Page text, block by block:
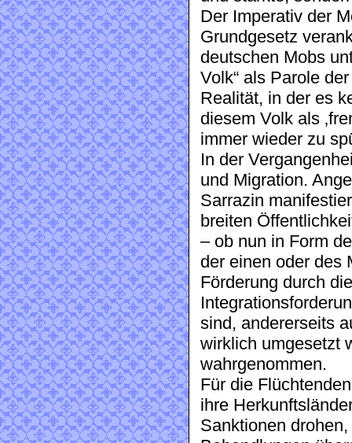
Der Imperativ der
Grundgesetz
deutschen Mobs
Volk“ als Parole
Realität, in der es
diesem Volk als
immer wieder zu
In der
und Migration.
Sarrazin
breiten
– ob nun in Form
der einen oder des
Förderung durch
sind, andererseits
wirklich umgesetzt
wahrgenommen.
Für die
ihre
Sanktionen